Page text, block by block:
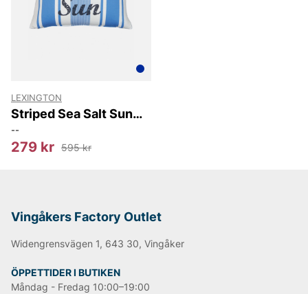
LEXINGTON
Striped Sea Salt Sun
Organic Cotton Pillow
Cover
--
279 kr 595 kr
Vingåkers Factory Outlet
Widengrensvägen 1, 643 30, Vingåker
ÖPPETTIDER I BUTIKEN
Måndag - Fredag 10:00–19:00